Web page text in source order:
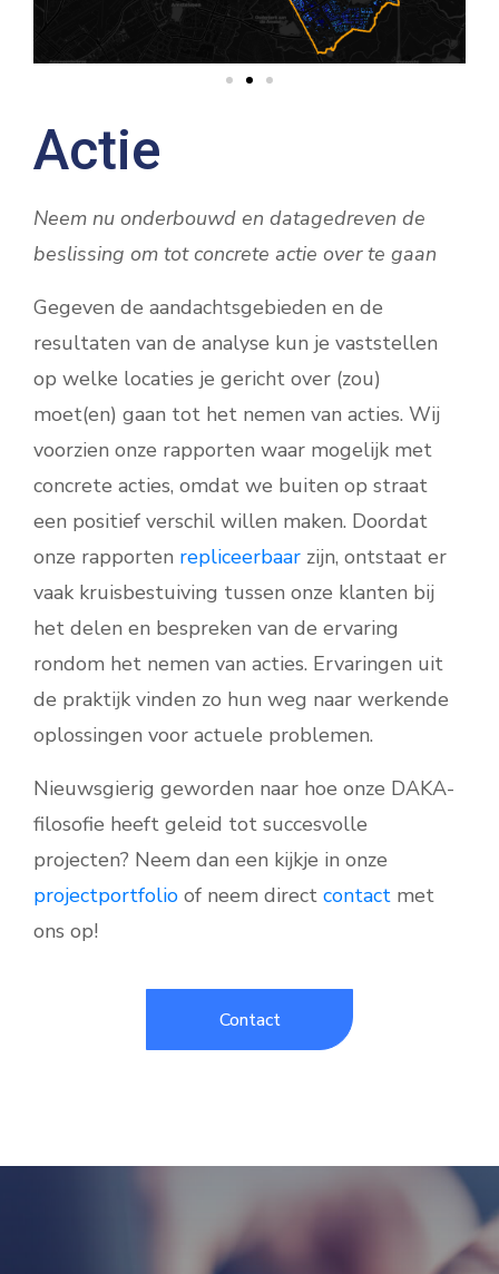
Actie
Neem nu onderbouwd en datagedreven de
beslissing om tot concrete actie over te gaan
Gegeven de aandachtsgebieden en de
resultaten van de analyse kun je vaststellen
op welke locaties je gericht over (zou)
moet(en) gaan tot het nemen van acties. Wij
voorzien onze rapporten waar mogelijk met
concrete acties, omdat we buiten op straat
een positief verschil willen maken. Doordat
onze rapporten repliceerbaar zijn, ontstaat er
vaak kruisbestuiving tussen onze klanten bij
het delen en bespreken van de ervaring
rondom het nemen van acties. Ervaringen uit
de praktijk vinden zo hun weg naar werkende
oplossingen voor actuele problemen.
Nieuwsgierig geworden naar hoe onze DAKA-
filosofie heeft geleid tot succesvolle
projecten? Neem dan een kijkje in onze
projectportfolio of neem direct contact met
ons op!
Contact